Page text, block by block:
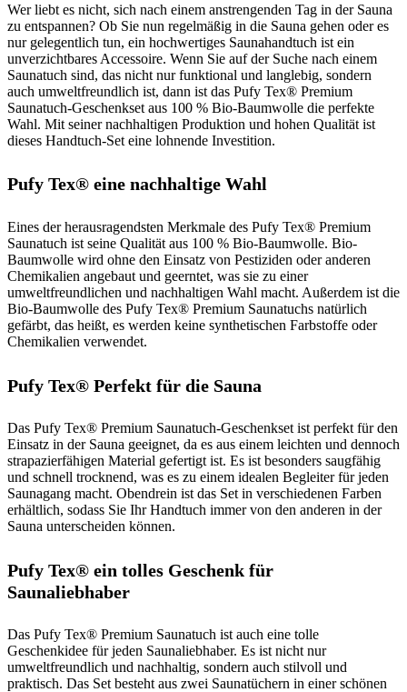
Wer liebt es nicht, sich nach einem anstrengenden Tag in der Sauna
zu entspannen? Ob Sie nun regelmäßig in die Sauna gehen oder es
nur gelegentlich tun, ein hochwertiges Saunahandtuch ist ein
unverzichtbares Accessoire. Wenn Sie auf der Suche nach einem
Saunatuch sind, das nicht nur funktional und langlebig, sondern
auch umweltfreundlich ist, dann ist das Pufy Tex® Premium
Saunatuch-Geschenkset aus 100 % Bio-Baumwolle die perfekte
Wahl. Mit seiner nachhaltigen Produktion und hohen Qualität ist
dieses Handtuch-Set eine lohnende Investition.
Pufy Tex® eine nachhaltige Wahl
Eines der herausragendsten Merkmale des Pufy Tex® Premium
Saunatuch ist seine Qualität aus 100 % Bio-Baumwolle. Bio-
Baumwolle wird ohne den Einsatz von Pestiziden oder anderen
Chemikalien angebaut und geerntet, was sie zu einer
umweltfreundlichen und nachhaltigen Wahl macht. Außerdem ist die
Bio-Baumwolle des Pufy Tex® Premium Saunatuchs natürlich
gefärbt, das heißt, es werden keine synthetischen Farbstoffe oder
Chemikalien verwendet.
Pufy Tex® Perfekt für die Sauna
Das Pufy Tex® Premium Saunatuch-Geschenkset ist perfekt für den
Einsatz in der Sauna geeignet, da es aus einem leichten und dennoch
strapazierfähigen Material gefertigt ist. Es ist besonders saugfähig
und schnell trocknend, was es zu einem idealen Begleiter für jeden
Saunagang macht. Obendrein ist das Set in verschiedenen Farben
erhältlich, sodass Sie Ihr Handtuch immer von den anderen in der
Sauna unterscheiden können.
Pufy Tex® ein tolles Geschenk für
Saunaliebhaber
Das Pufy Tex® Premium Saunatuch ist auch eine tolle
Geschenkidee für jeden Saunaliebhaber. Es ist nicht nur
umweltfreundlich und nachhaltig, sondern auch stilvoll und
praktisch. Das Set besteht aus zwei Saunatüchern in einer schönen